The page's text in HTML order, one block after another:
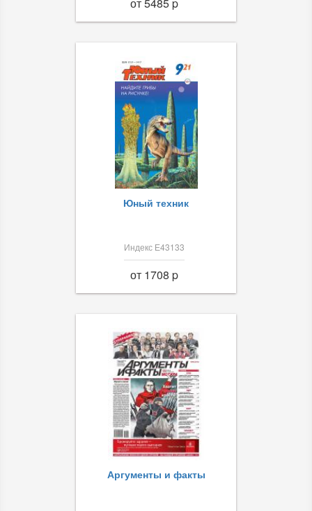
Юный техник
Индекс Е43133
от 1708 p
Аргументы и факты